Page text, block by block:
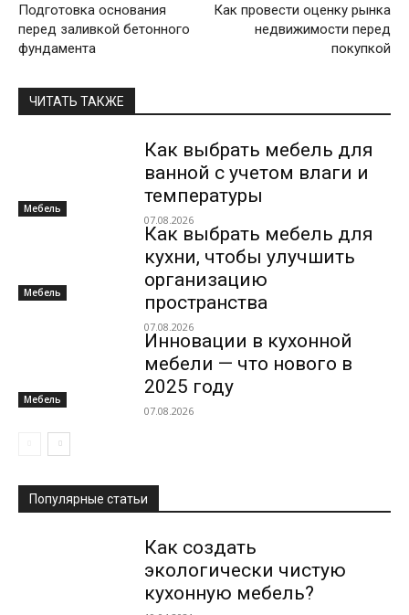
Подготовка основания
перед заливкой бетонного
фундамента
Как провести оценку рынка
недвижимости перед
покупкой
ЧИТАТЬ ТАКЖЕ
Мебель
Как выбрать мебель для
ванной с учетом влаги и
температуры
07.08.2026
Мебель
Как выбрать мебель для
кухни, чтобы улучшить
организацию
пространства
07.08.2026
Мебель
Инновации в кухонной
мебели — что нового в
2025 году
07.08.2026
Популярные статьи
Как создать
экологически чистую
кухонную мебель?